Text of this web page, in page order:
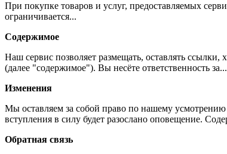
При покупке товаров и услуг, предоставляемых
ограничивается...
Содержимое
Наш сервис позволяет размещать, оставлять
(далее "содержимое"). Вы несёте ответственность за...
Изменения
Мы оставляем за собой право по нашему
вступления в силу будет разослано оповещение.
Обратная связь